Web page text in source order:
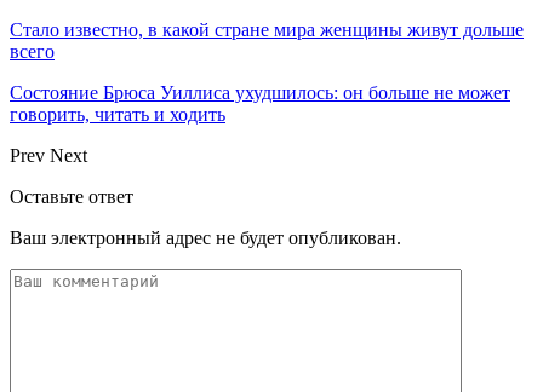
Стало известно, в какой стране мира женщины живут дольше
всего
Состояние Брюса Уиллиса ухудшилось: он больше не может
говорить, читать и ходить
Prev Next
Оставьте ответ
Ваш электронный адрес не будет опубликован.